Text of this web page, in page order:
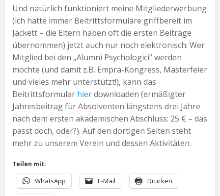
Und natürlich funktioniert meine Mitgliederwerbung
(ich hatte immer Beitrittsformulare griffbereit im
Jackett – die Eltern haben oft die ersten Beiträge
übernommen) jetzt auch nur noch elektronisch: Wer
Mitglied bei den „Alumni Psychologici“ werden
möchte (und damit z.B. Empra-Kongress, Masterfeier
und vieles mehr unterstützt!), kann das
Beitrittsformular hierdownloaden (ermäßigter
Jahresbeitrag für Absolventen längstens drei Jahre
nach dem ersten akademischen Abschluss: 25 € – das
passt doch, oder?). Auf den dortigen Seiten steht
mehr zu unserem Verein und dessen Aktivitäten.
Teilen mit:
WhatsApp E-Mail Drucken